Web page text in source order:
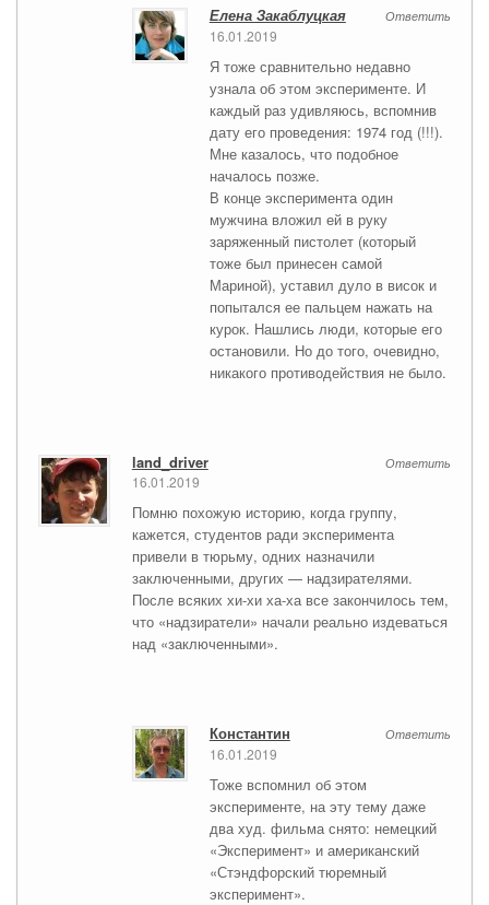
Ответить
Елена Закаблуцкая
16.01.2019
Я тоже сравнительно недавно
узнала об этом эксперименте. И
каждый раз удивляюсь, вспомнив
дату его проведения: 1974 год (!!!).
Мне казалось, что подобное
началось позже.
В конце эксперимента один
мужчина вложил ей в руку
заряженный пистолет (который
тоже был принесен самой
Мариной), уставил дуло в висок и
попытался ее пальцем нажать на
курок. Нашлись люди, которые его
остановили. Но до того, очевидно,
никакого противодействия не было.
Ответить
land_driver
16.01.2019
Помню похожую историю, когда группу,
кажется, студентов ради эксперимента
привели в тюрьму, одних назначили
заключенными, других — надзирателями.
После всяких хи-хи ха-ха все закончилось тем,
что «надзиратели» начали реально издеваться
над «заключенными».
Ответить
Константин
16.01.2019
Тоже вспомнил об этом
эксперименте, на эту тему даже
два худ. фильма снято: немецкий
«Эксперимент» и американский
«Стэндфорский тюремный
эксперимент».